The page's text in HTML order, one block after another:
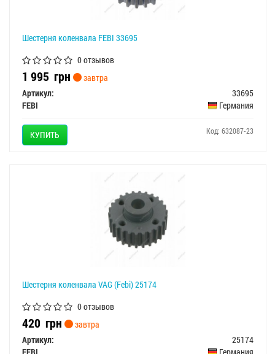
Шестерня коленвала FEBI 33695
0 отзывов
1 995 грн
завтра
Артикул:
33695
FEBI
Германия
КУПИТЬ Код: 632087-23
Шестерня коленвала VAG (Febi) 25174
0 отзывов
420 грн
завтра
Артикул:
25174
FEBI
Германия